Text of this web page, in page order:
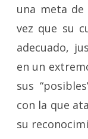
una meta de
vez que su
adecuado,
en un
sus
con la que
su